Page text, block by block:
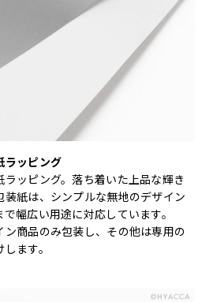
ラッピング
ラッピング。落ち着いた上品な輝き
紙は、シンプルな無地のデザイン
幅広い用途に対応しています。
商品のみ包装し、その他は専用の
ます。